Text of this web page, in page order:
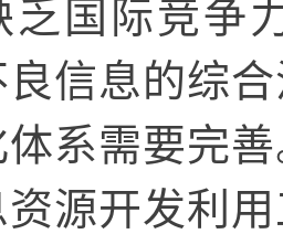
乏国际竞争
信息的综
系需要完
源开发利